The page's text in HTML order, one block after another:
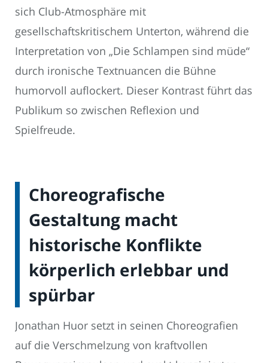
sich Club-Atmosphäre mit
gesellschaftskritischem Unterton, während die
Interpretation von „Die Schlampen sind müde“
durch ironische Textnuancen die Bühne
humorvoll auflockert. Dieser Kontrast führt das
Publikum so zwischen Reflexion und
Spielfreude.
Choreografische
Gestaltung macht
historische Konflikte
körperlich erlebbar und
spürbar
Jonathan Huor setzt in seinen Choreografien
auf die Verschmelzung von kraftvollen